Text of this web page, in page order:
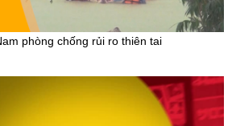
phòng chống rủi ro thiên tai